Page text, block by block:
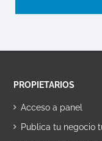
PROPIETARIOS
Acceso a panel
Publica tu negocio